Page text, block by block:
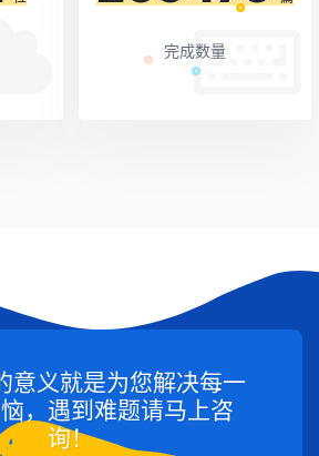
完成数量
意义就是为您解决每一
，遇到难题请马上咨
询！